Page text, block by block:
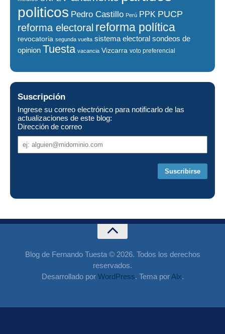
politicos Pedro Castillo Perú PPK PUCP
reforma electoral reforma política
revocatoria segunda vuelta sistema electoral sondeos de
opinion Tuesta vacancia Vizcarra voto preferencial
Suscripción
Ingrese su correo electrónico para notificarlo de las
actualizaciones de este blog:
Dirección de correo
de
Blog de Fernando Tuesta © 2026. Todos los derechos
reservados.
Desarrollado por WordPress. Tema porAlx.